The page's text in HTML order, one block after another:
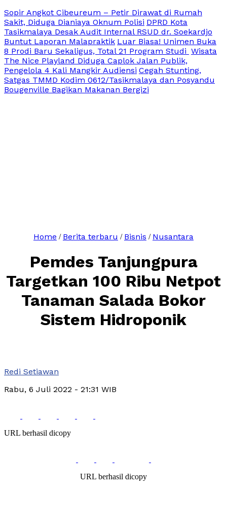
Sopir Angkot Cibeureum – Petir Dirawat di Rumah
Sakit, Diduga Dianiaya Oknum Polisi DPRD Kota
Tasikmalaya Desak Audit Internal RSUD dr. Soekardjo
Buntut Laporan Malapraktik Luar Biasa! Unimen Buka
8 Prodi Baru Sekaligus, Total 21 Program Studi Wisata
The Nice Playland Diduga Caplok Jalan Publik,
Pengelola 4 Kali Mangkir Audiensi Cegah Stunting,
Satgas TMMD Kodim 0612/Tasikmalaya dan Posyandu
Bougenville Bagikan Makanan Bergizi
Home / Berita terbaru / Bisnis / Nusantara
Pemdes Tanjungpura
Targetkan 100 Ribu Netpot
Tanaman Salada Bokor
Sistem Hidroponik
Redi Setiawan
Rabu, 6 Juli 2022 - 21:31 WIB
URL berhasil dicopy
URL berhasil dicopy